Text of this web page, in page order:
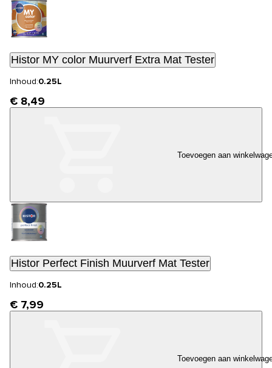
Histor MY color Muurverf Extra Mat Tester
Inhoud:0.25L
€ 8,49
Toevoegen aan
Histor Perfect Finish Muurverf Mat Tester
Inhoud:0.25L
€ 7,99
Toevoegen aan